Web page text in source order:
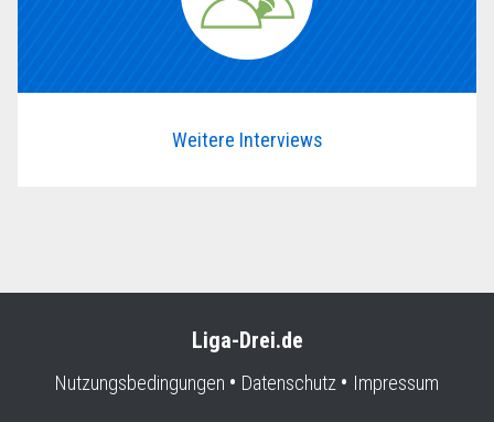
Weitere Interviews
Liga-Drei.de
Nutzungsbedingungen Datenschutz Impressum